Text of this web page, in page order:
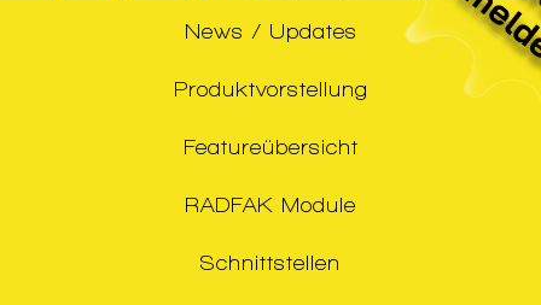
News / Updates
Produktvorstellung
Featureübersicht
RADFAK Module
Schnittstellen